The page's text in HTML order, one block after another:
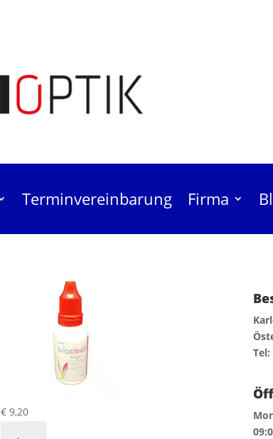
Terminvereinbarung Firma
Biloclean Reiniger Mild 30ml
€ 9,20
Tel: